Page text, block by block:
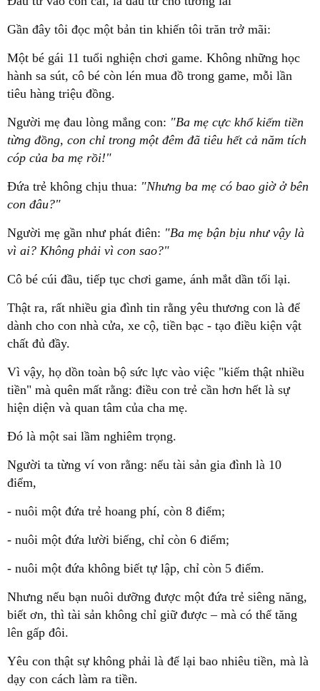
Gần đây tôi đọc một bản tin khiến tôi trăn trở mãi:
Một bé gái 11 tuổi nghiện chơi game. Không những học
hành sa sút, cô bé còn lén mua đồ trong game, mỗi lần
tiêu hàng triệu đồng.
Người mẹ đau lòng mắng con: "Ba mẹ cực khổ kiếm tiền
từng đồng, con chỉ trong một đêm đã tiêu hết cả năm tích
cóp của ba mẹ rồi!"
Đứa trẻ không chịu thua: "Nhưng ba mẹ có bao giờ ở bên
con đâu?"
Người mẹ gần như phát điên: "Ba mẹ bận bịu như vậy là
vì ai? Không phải vì con sao?"
Cô bé cúi đầu, tiếp tục chơi game, ánh mắt dần tối lại.
Thật ra, rất nhiều gia đình tin rằng yêu thương con là để
dành cho con nhà cửa, xe cộ, tiền bạc - tạo điều kiện vật
chất đủ đầy.
Vì vậy, họ dồn toàn bộ sức lực vào việc "kiếm thật nhiều
tiền" mà quên mất rằng: điều con trẻ cần hơn hết là sự
hiện diện và quan tâm của cha mẹ.
Đó là một sai lầm nghiêm trọng.
Người ta từng ví von rằng: nếu tài sản gia đình là 10
điểm,
- nuôi một đứa trẻ hoang phí, còn 8 điểm;
- nuôi một đứa lười biếng, chỉ còn 6 điểm;
- nuôi một đứa không biết tự lập, chỉ còn 5 điểm.
Nhưng nếu bạn nuôi dưỡng được một đứa trẻ siêng năng,
biết ơn, thì tài sản không chỉ giữ được – mà có thể tăng
lên gấp đôi.
Yêu con thật sự không phải là để lại bao nhiêu tiền, mà là
dạy con cách làm ra tiền.